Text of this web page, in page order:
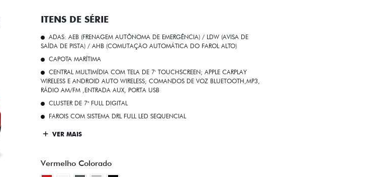
ITENS DE SÉRIE
ADAS: AEB (FRENAGEM AUTÔNOMA DE EMERGÊNCIA) / LDW (AVISA DE
SAÍDA DE PISTA) / AHB (COMUTAÇÃO AUTOMÁTICA DO FAROL ALTO)
CAPOTA MARÍTIMA
CENTRAL MULTIMÍDIA COM TELA DE 7' TOUCHSCREEN; APPLE CARPLAY
WIRELESS E ANDROID AUTO WIRELESS; COMANDOS DE VOZ BLUETOOTH,MP3,
RÁDIO AM/FM ,ENTRADA AUX, PORTA USB
CLUSTER DE 7" FULL DIGITAL
FAROIS COM SISTEMA DRL FULL LED SEQUENCIAL
VER MAIS
Vermelho Colorado